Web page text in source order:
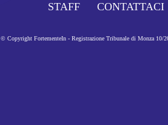
STAFF CONTATTACI
© Copyright FortementeIn - Registrazione Tribunale di Monza 10/